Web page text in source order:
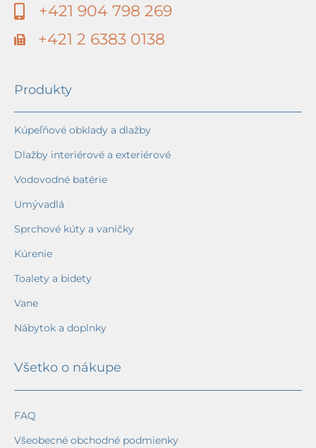
+421 904 798 269
+421 2 6383 0138
Produkty
Kúpeľňové obklady a dlažby
Dlažby interiérové a exteriérové
Vodovodné batérie
Umývadlá
Sprchové kúty a vaničky
Kúrenie
Toalety a bidety
Vane
Nábytok a doplnky
Všetko o nákupe
FAQ
Všeobecné obchodné podmienky